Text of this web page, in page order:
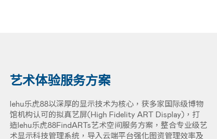
艺术体验服务方案
lehu乐虎88以深厚的显示技术为核心，获多家国际级博物
馆机构认可的拟真艺屏(High Fidelity ART Display)，打
造lehu乐虎88FindARTs艺术空间服务方案，整合专业级艺
术显示科技管理系统，导入云端平台强化图资管理效率及